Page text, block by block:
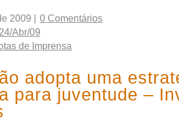
2009 |
0 Comentários
Abr/09
de Imprensa
adopta uma
para juventude –